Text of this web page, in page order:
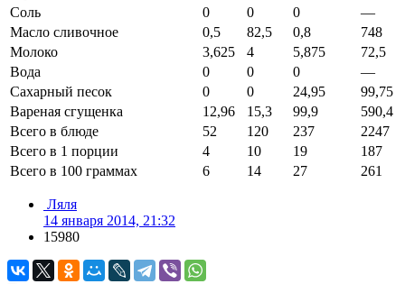
Соль
0 0 0
—
Масло сливочное
0,5 82,5 0,8
748
Молоко
3,625 4 5,875
72,5
Вода
0 0 0
—
Сахарный песок
0 0 24,95
99,75
Вареная сгущенка
12,96 15,3 99,9
590,4
Всего в блюде
52 120 237
2247
Всего в 1 порции
4 10 19
187
Всего в 100 граммах
6 14 27 261
Ляля
14 января 2014, 21:32
15980